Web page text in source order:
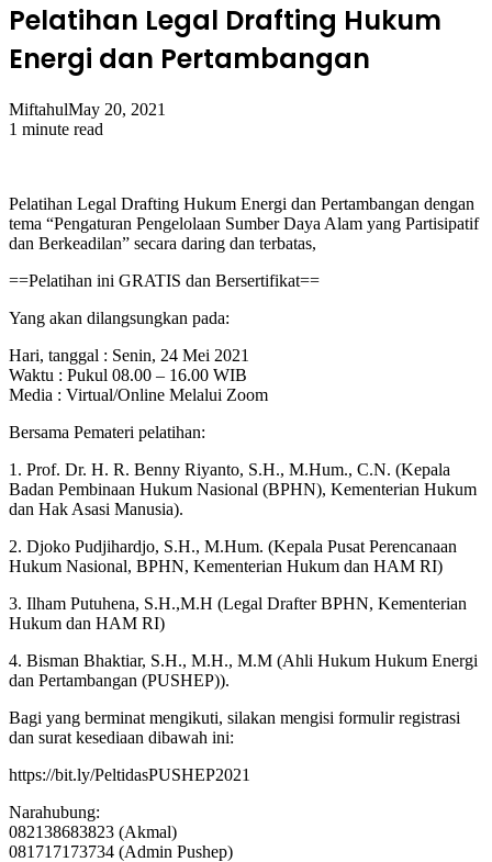
Pelatihan Legal Drafting Hukum
Energi dan Pertambangan
MiftahulMay 20, 2021
1 minute read
Pelatihan Legal Drafting Hukum Energi dan Pertambangan dengan
tema “Pengaturan Pengelolaan Sumber Daya Alam yang Partisipatif
dan Berkeadilan” secara daring dan terbatas,
==Pelatihan ini GRATIS dan Bersertifikat==
Yang akan dilangsungkan pada:
Hari, tanggal : Senin, 24 Mei 2021
Waktu : Pukul 08.00 – 16.00 WIB
Media : Virtual/Online Melalui Zoom
Bersama Pemateri pelatihan:
1. Prof. Dr. H. R. Benny Riyanto, S.H., M.Hum., C.N. (Kepala
Badan Pembinaan Hukum Nasional (BPHN), Kementerian Hukum
dan Hak Asasi Manusia).
2. Djoko Pudjihardjo, S.H., M.Hum. (Kepala Pusat Perencanaan
Hukum Nasional, BPHN, Kementerian Hukum dan HAM RI)
3. Ilham Putuhena, S.H.,M.H (Legal Drafter BPHN, Kementerian
Hukum dan HAM RI)
4. Bisman Bhaktiar, S.H., M.H., M.M (Ahli Hukum Hukum Energi
dan Pertambangan (PUSHEP)).
Bagi yang berminat mengikuti, silakan mengisi formulir registrasi
dan surat kesediaan dibawah ini:
https://bit.ly/PeltidasPUSHEP2021
Narahubung:
082138683823 (Akmal)
081717173734 (Admin Pushep)